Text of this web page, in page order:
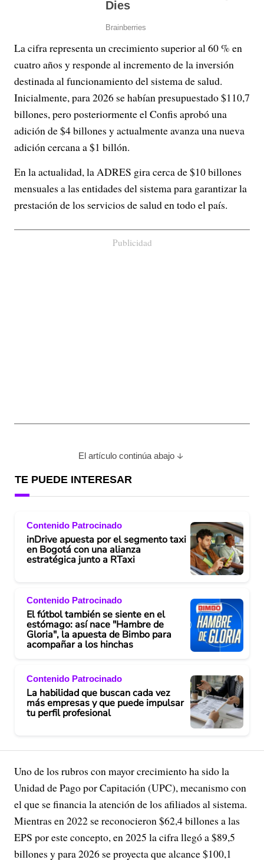
La cifra representa un crecimiento superior al 60 % en
cuatro años y responde al incremento de la inversión
destinada al funcionamiento del sistema de salud.
Inicialmente, para 2026 se habían presupuestado $110,7
billones, pero posteriormente el Confis aprobó una
adición de $4 billones y actualmente avanza una nueva
adición cercana a $1 billón.
En la actualidad, la ADRES gira cerca de $10 billones
mensuales a las entidades del sistema para garantizar la
prestación de los servicios de salud en todo el país.
Publicidad
El artículo continúa abajo
TE PUEDE INTERESAR
Contenido Patrocinado
inDrive apuesta por el segmento taxi
en Bogotá con una alianza
estratégica junto a RTaxi
Contenido Patrocinado
El fútbol también se siente en el
estómago: así nace "Hambre de
Gloria", la apuesta de Bimbo para
acompañar a los hinchas
Contenido Patrocinado
La habilidad que buscan cada vez
más empresas y que puede impulsar
tu perfil profesional
Uno de los rubros con mayor crecimiento ha sido la
Unidad de Pago por Capitación (UPC), mecanismo con
el que se financia la atención de los afiliados al sistema.
Mientras en 2022 se reconocieron $62,4 billones a las
EPS por este concepto, en 2025 la cifra llegó a $89,5
billones y para 2026 se proyecta que alcance $100,1